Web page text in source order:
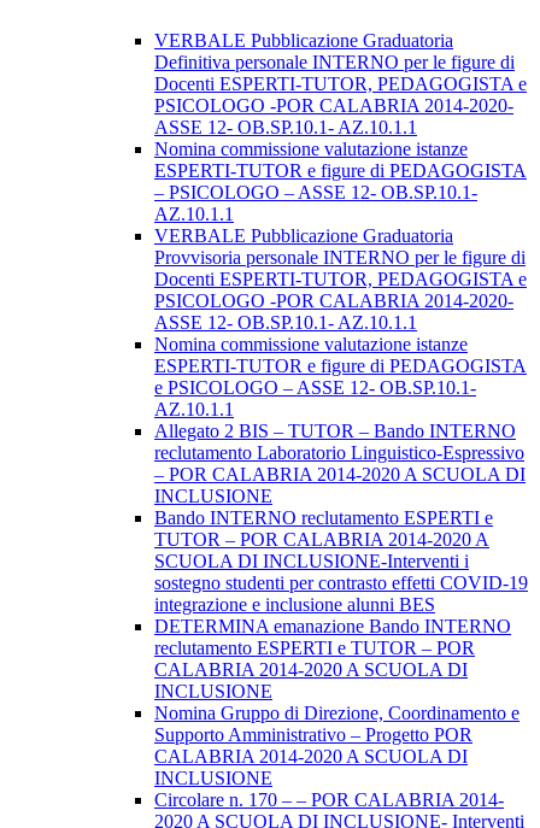
VERBALE Pubblicazione Graduatoria
Definitiva personale INTERNO per le figure di
Docenti ESPERTI-TUTOR, PEDAGOGISTA e
PSICOLOGO -POR CALABRIA 2014-2020-
ASSE 12- OB.SP.10.1- AZ.10.1.1
Nomina commissione valutazione istanze
ESPERTI-TUTOR e figure di PEDAGOGISTA
– PSICOLOGO – ASSE 12- OB.SP.10.1-
AZ.10.1.1
VERBALE Pubblicazione Graduatoria
Provvisoria personale INTERNO per le figure di
Docenti ESPERTI-TUTOR, PEDAGOGISTA e
PSICOLOGO -POR CALABRIA 2014-2020-
ASSE 12- OB.SP.10.1- AZ.10.1.1
Nomina commissione valutazione istanze
ESPERTI-TUTOR e figure di PEDAGOGISTA
e PSICOLOGO – ASSE 12- OB.SP.10.1-
AZ.10.1.1
Allegato 2 BIS – TUTOR – Bando INTERNO
reclutamento Laboratorio Linguistico-Espressivo
– POR CALABRIA 2014-2020 A SCUOLA DI
INCLUSIONE
Bando INTERNO reclutamento ESPERTI e
TUTOR – POR CALABRIA 2014-2020 A
SCUOLA DI INCLUSIONE-Interventi i
sostegno studenti per contrasto effetti COVID-19
integrazione e inclusione alunni BES
DETERMINA emanazione Bando INTERNO
reclutamento ESPERTI e TUTOR – POR
CALABRIA 2014-2020 A SCUOLA DI
INCLUSIONE
Nomina Gruppo di Direzione, Coordinamento e
Supporto Amministrativo – Progetto POR
CALABRIA 2014-2020 A SCUOLA DI
INCLUSIONE
Circolare n. 170 – – POR CALABRIA 2014-
2020 A SCUOLA DI INCLUSIONE- Interventi